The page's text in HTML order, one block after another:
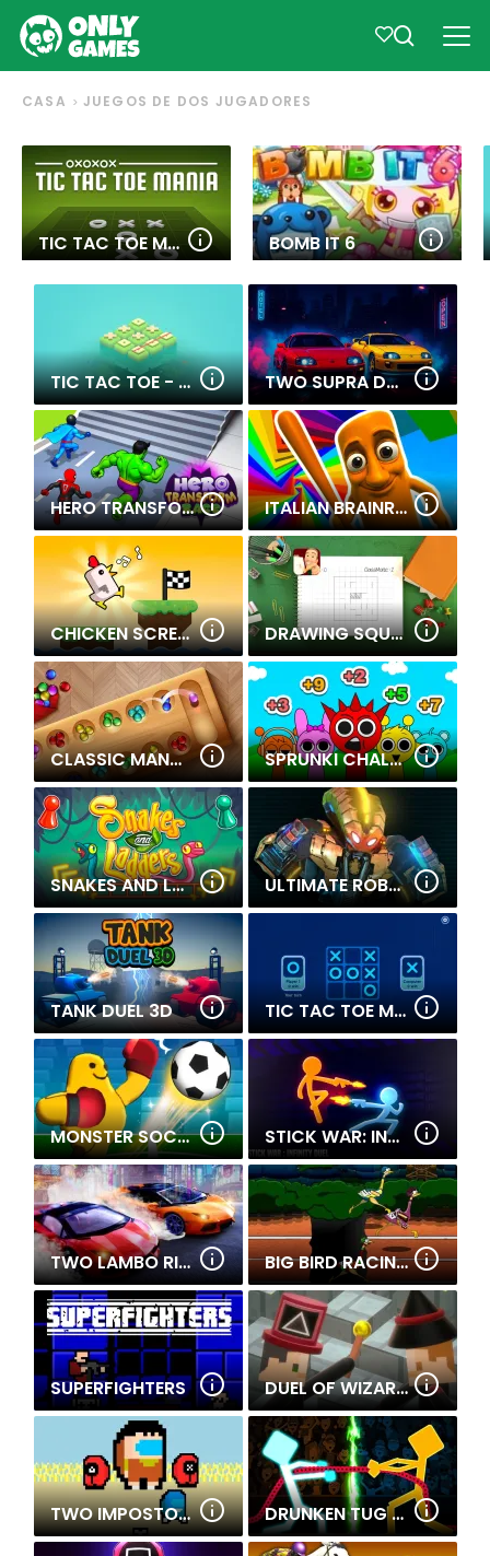
CASA JUEGOS DE DOS JUGADORES
TIC TAC TOE MANIA BOMB IT 6
TIC TAC TOE - MATCH THREE TWO SUPRA DRIFTERS
HERO TRANSFORM RACE ITALIAN BRAINROT OBBY PARKOUR
CHICKEN SCREAM RACE DRAWING SQUARES
CLASSIC MANCALA SPRUNKI CHALLENGE
SNAKES AND LADDERS ULTIMATE ROBO DUEL 3D
TANK DUEL 3D TIC TAC TOE MASTER
MONSTER SOCCER 3D STICK WAR: INFINITY DUEL
TWO LAMBO RIVALS: DRIFT BIG BIRD RACING
SUPERFIGHTERS DUEL OF WIZARDS
TWO IMPOSTOR SQUID CHALLENGE DRUNKEN TUG WAR